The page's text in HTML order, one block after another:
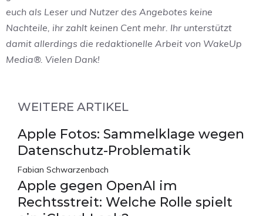
euch als Leser und Nutzer des Angebotes keine
Nachteile, ihr zahlt keinen Cent mehr. Ihr unterstützt
damit allerdings die redaktionelle Arbeit von WakeUp
Media®. Vielen Dank!
WEITERE ARTIKEL
Apple Fotos: Sammelklage wegen
Datenschutz-Problematik
Fabian Schwarzenbach
Apple gegen OpenAI im
Rechtsstreit: Welche Rolle spielt